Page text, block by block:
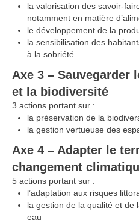
la valorisation des savoir-
notamment en matière
le développement de la
la sensibilisation des
à la sobriété
Axe 3 – Sauvegarder
et la biodiversité
3 actions portant sur :
la préservation de la
la gestion vertueuse des
Axe 4 – Adapter le
changement
5 actions portant sur :
l’adaptation aux risques
la gestion de la qualité et de
eau